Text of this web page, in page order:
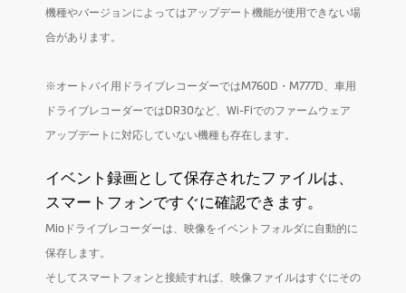
ビデオのバックア
MiVue Proアプリを使って手動で
スマートフォンへバックアップ
可能。
GPS追跡
常時監視駐車モー
機種やバージョンによってはアップデート機能が使用できない場
合があります。
※オートバイ用ドライブレコーダーではM760D・M777D、車用
ドライブレコーダーではDR30など、Wi-Fiでのファームウェア
アップデートに対応していない機種も存在します。
イベント録画として保存されたファイルは、
スマートフォンですぐに確認できます。
Mioドライブレコーダーは、映像をイベントフォルダに自動的に
保存します。
そしてスマートフォンと接続すれば、映像ファイルはすぐにその